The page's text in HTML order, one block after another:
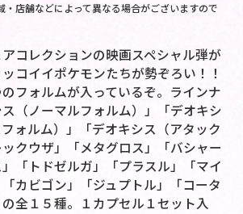
店舗などによって異なる場合がございますので
コレクションの映画スペシャル弾が
コイイポケモンたちが勢ぞろい！！
フォルムが入っているぞ。ラインナ
（ノーマルフォルム）」「デオキシ
ォルム）」「デオキシス（アタック
クウザ」「メタグロス」「バシャー
「トドゼルガ」「プラスル」「マイ
カビゴン」「ジュプトル」「コータ
全１５種。１カプセル１セット入